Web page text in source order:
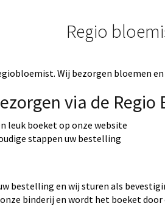
Regio
Wij bezorgen bloemen
via de Regio
leuk boeket op onze website
stappen uw bestelling
bestelling en wij sturen als
binderij en wordt het boeket